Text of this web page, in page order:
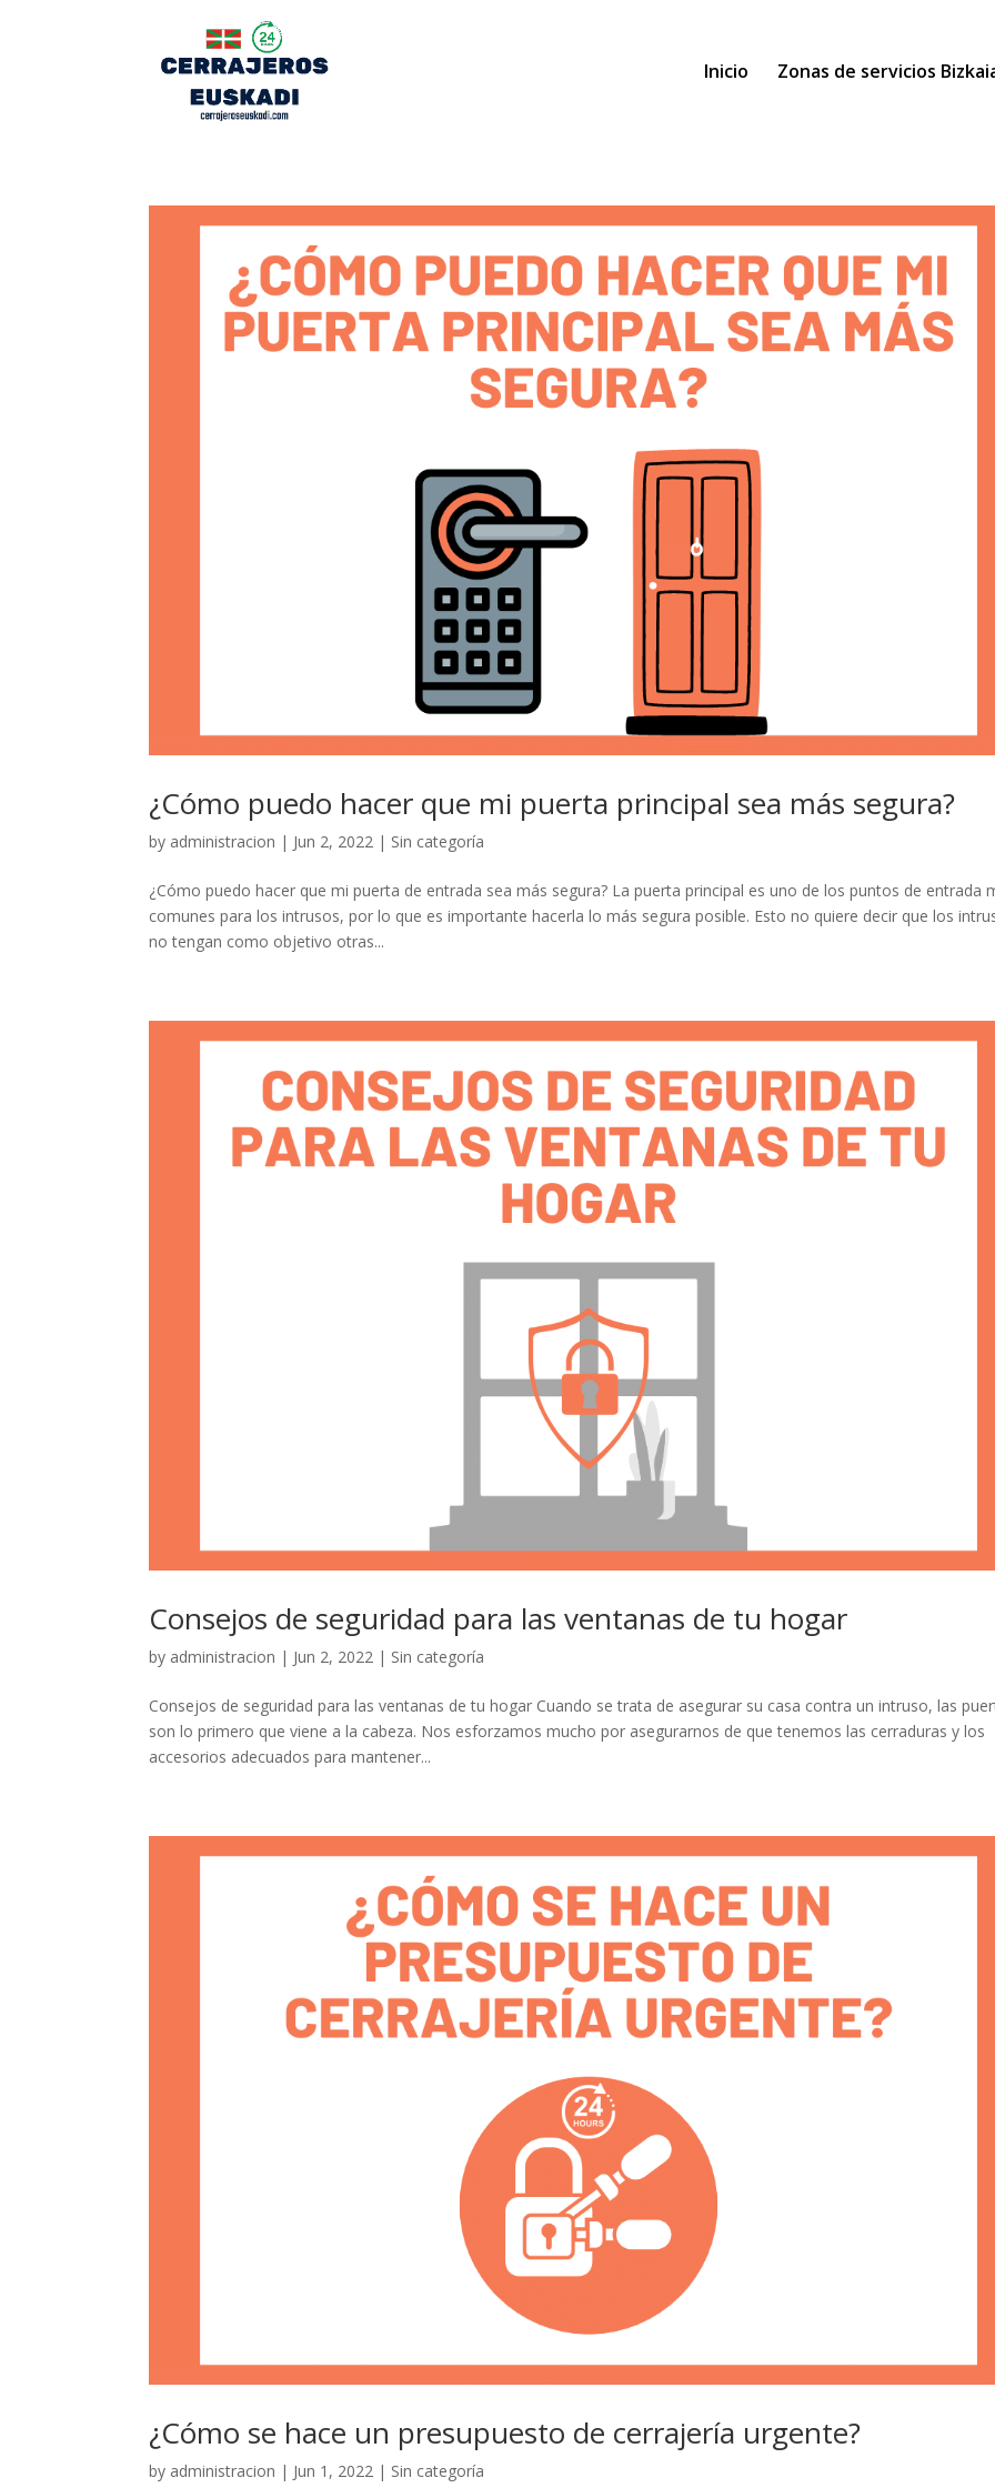
Inicio Zonas de servicios
¿Cómo puedo hacer que mi puerta principal sea más segura?
by administracion | Jun 2, 2022 | Sin categoría
¿Cómo puedo hacer que mi puerta de entrada sea más segura? La puerta principal es uno de los puntos de entrada
comunes para los intrusos, por lo que es importante hacerla lo más segura posible. Esto no quiere decir que los
no tengan como objetivo otras...
Consejos de seguridad para las ventanas de tu hogar
by administracion | Jun 2, 2022 | Sin categoría
Consejos de seguridad para las ventanas de tu hogar Cuando se trata de asegurar su casa contra un intruso, las
son lo primero que viene a la cabeza. Nos esforzamos mucho por asegurarnos de que tenemos las cerraduras y los
accesorios adecuados para mantener...
¿Cómo se hace un presupuesto de cerrajería urgente?
by administracion | Jun 1, 2022 | Sin categoría